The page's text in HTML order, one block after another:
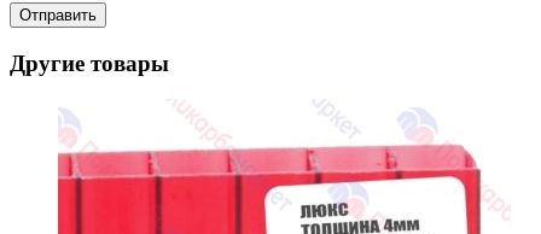
Другие товары